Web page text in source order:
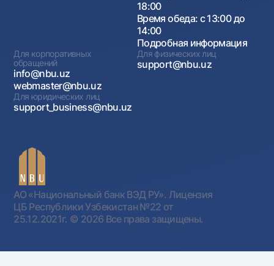
18:00
Время обеда: с 13:00 до
14:00
Подробная информация
Для корпоративных
обращений
info@nbu.uz
webmaster@nbu.uz
Для физических лиц
support@nbu.uz
Для юридических лиц
support_business@nbu.uz
АО «Национальный банк ВЭД РУ». Лицензия
ЦБ Республики Узбекистан №22 от
25.12.2021г. © 2026 Все права защищены.